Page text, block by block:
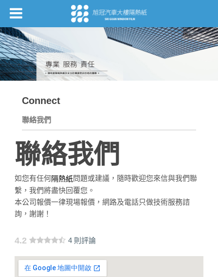
Connect
聯絡我們
聯絡我們
如您有任何隔熱紙問題或建議，隨時歡迎您來信與我們聯
繫，我們將盡快回覆您。
本公司報價一律現場報價，網路及電話只做技術服務諮
詢，謝謝！
4.2 4 則評論